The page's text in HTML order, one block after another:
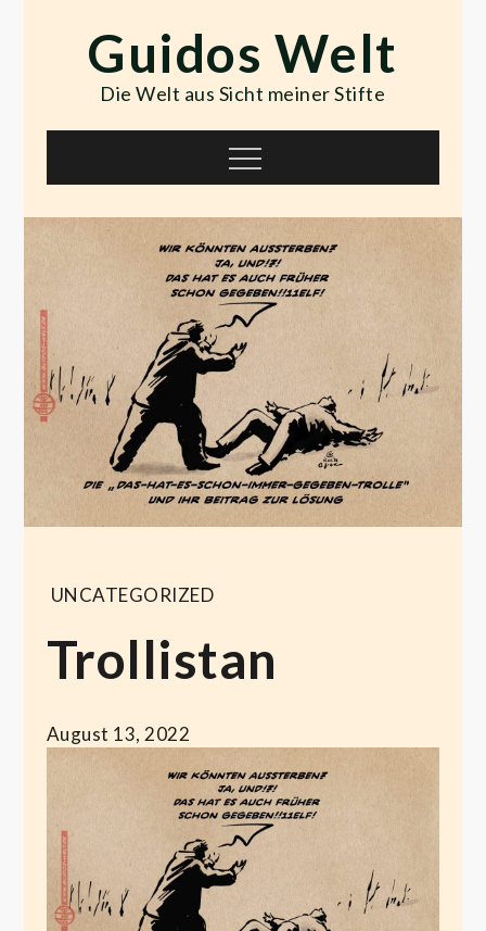
contentGuidos Welt
Die Welt aus Sicht meiner Stifte
Menu
UNCATEGORIZED
Trollistan
August 13, 2022